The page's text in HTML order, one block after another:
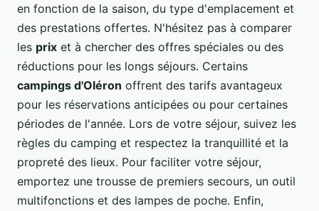
en fonction de la saison, du type d'emplacement et
des prestations offertes. N'hésitez pas à comparer
les prix et à chercher des offres spéciales ou des
réductions pour les longs séjours. Certains
campings d'Oléron offrent des tarifs avantageux
pour les réservations anticipées ou pour certaines
périodes de l'année. Lors de votre séjour, suivez les
règles du camping et respectez la tranquillité et la
propreté des lieux. Pour faciliter votre séjour,
emportez une trousse de premiers secours, un outil
multifonctions et des lampes de poche. Enfin,